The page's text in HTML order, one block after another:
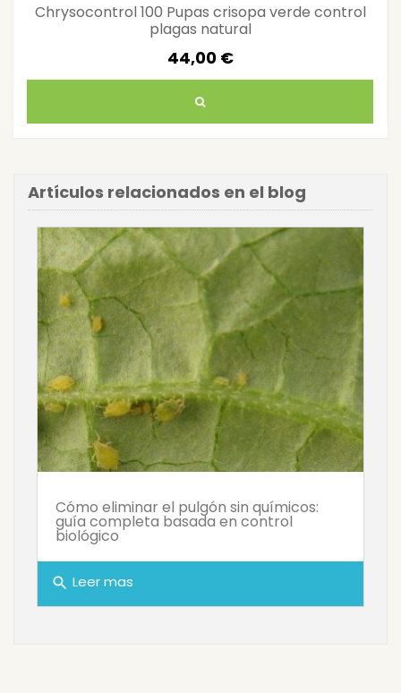
Chrysocontrol 100 Pupas crisopa verde control
plagas natural
44,00 €
Artículos relacionados en el blog
Cómo eliminar el pulgón sin químicos:
guía completa basada en control
biológico
search Leer mas